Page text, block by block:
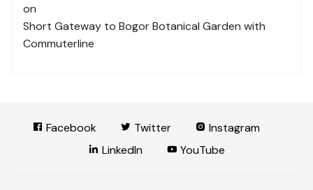
on
Short Gateway to Bogor Botanical Garden with
Commuterline
Facebook Twitter
Instagram
LinkedIn
YouTube